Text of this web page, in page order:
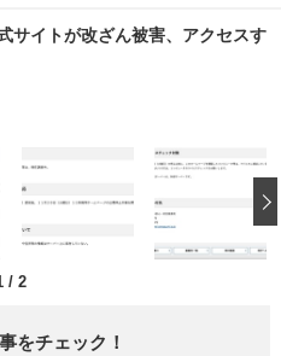
サイトが改ざん被害、アクセスす
/ 2
をチェック！